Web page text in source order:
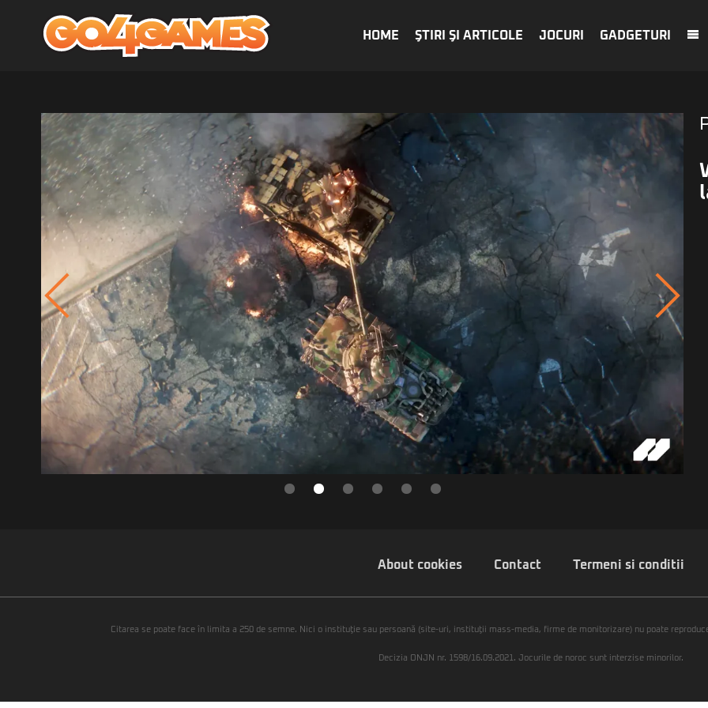
HOME ŞTIRI ŞI ARTICOLE JOCURI GADGETURI
About cookies Contact Termeni si conditii
Citarea se poate face în limita a 250 de semne. Nici o instituţie sau persoană (site-uri, instituţii mass-media, firme de monitorizare) nu poate
Decizia ONJN nr. 1598/16.09.2021. Jocurile de noroc sunt interzise minorilor.